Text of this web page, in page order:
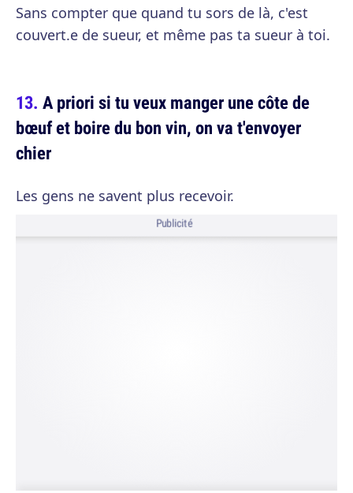
Sans compter que quand tu sors de là, c'est
couvert.e de sueur, et même pas ta sueur à toi.
A priori si tu veux manger une côte de
bœuf et boire du bon vin, on va t'envoyer
chier
Les gens ne savent plus recevoir.
Publicité